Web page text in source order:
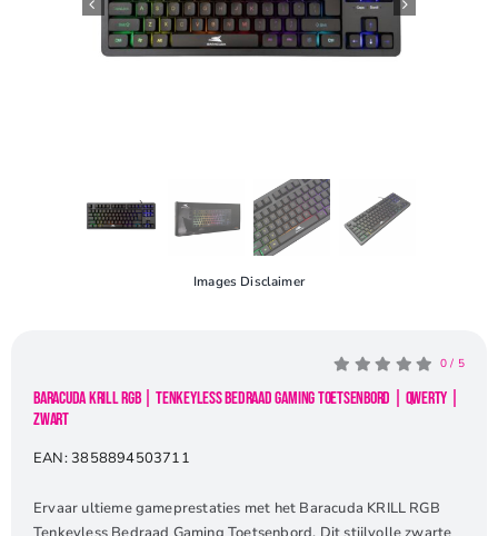
Contact
Images Disclaimer
0 / 5
Baracuda KRILL RGB | Tenkeyless Bedraad Gaming Toetsenbord | QWERTY |
Zwart
EAN: 3858894503711
Ervaar ultieme gameprestaties met het Baracuda KRILL RGB